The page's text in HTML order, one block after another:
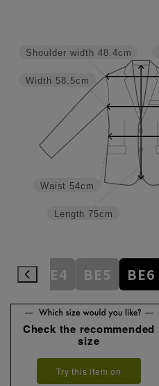
Length 75cm
Waist 54cm
Width 58.5cm
Shoulder width 48.4cm
BE4 BE5 BE6
Check the recommended
size
Try this item on